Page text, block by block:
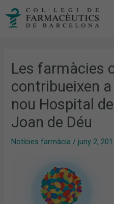
Les farmàcies
contribueixen
nou Hospital
Joan de Déu
Notícies farmàcia /juny 2,